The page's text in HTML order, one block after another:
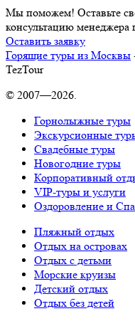
Мы поможем! Оставьте
консультацию менеджера
Оставить заявку
Горящие туры из Москвы
TezTour
© 2007—2026.
Горнолыжные туры
Экскурсионные
Свадебные туры
Новогодние туры
Корпоративный
VIP-туры и услуги
Оздоровление и Спа
Пляжный отдых
Отдых на островах
Отдых с детьми
Морские круизы
Детский отдых
Отдых без детей